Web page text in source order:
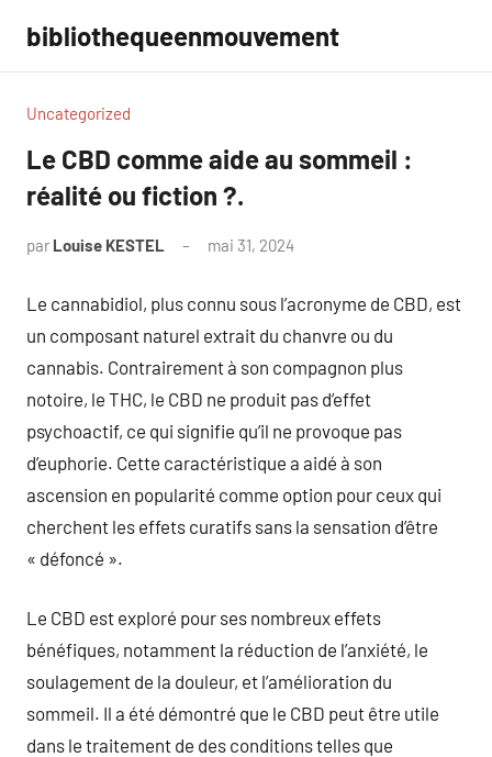
contenu
bibliothequeenmouvement
Uncategorized
Le CBD comme aide au sommeil :
réalité ou fiction ?.
par Louise KESTEL mai 31, 2024
Le cannabidiol, plus connu sous l’acronyme de CBD, est
un composant naturel extrait du chanvre ou du
cannabis. Contrairement à son compagnon plus
notoire, le THC, le CBD ne produit pas d’effet
psychoactif, ce qui signifie qu’il ne provoque pas
d’euphorie. Cette caractéristique a aidé à son
ascension en popularité comme option pour ceux qui
cherchent les effets curatifs sans la sensation d’être
« défoncé ».
Le CBD est exploré pour ses nombreux effets
bénéfiques, notamment la réduction de l’anxiété, le
soulagement de la douleur, et l’amélioration du
sommeil. Il a été démontré que le CBD peut être utile
dans le traitement de des conditions telles que